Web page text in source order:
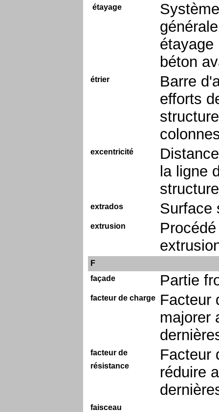
étayage
étayage
béton
étrier
Barre
efforts
excentricité
la ligne
extrados Surface
extrusion
F
façade
Partie
facteur de charge
Facteur
majorer
facteur de
résistance
Facteur
réduire
faisceau